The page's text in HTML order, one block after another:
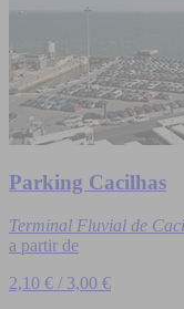
Parking Cacilhas
Terminal Fluvial de
a partir de
2,10 € / 3,00 €